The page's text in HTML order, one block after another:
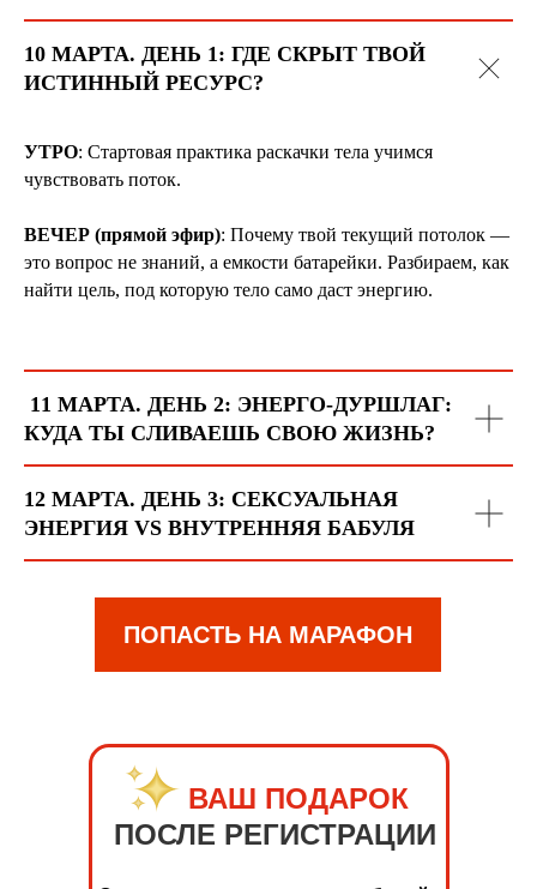
10 МАРТА. ДЕНЬ 1: ГДЕ СКРЫТ ТВОЙ
ИСТИННЫЙ РЕСУРС?
УТРО: Стартовая практика раскачки тела учимся
чувствовать поток.
ВЕЧЕР (прямой эфир): Почему твой текущий потолок —
это вопрос не знаний, а емкости батарейки. Разбираем, как
найти цель, под которую тело само даст энергию.
11 МАРТА. ДЕНЬ 2: ЭНЕРГО-ДУРШЛАГ:
КУДА ТЫ СЛИВАЕШЬ СВОЮ ЖИЗНЬ?
12 МАРТА. ДЕНЬ 3: СЕКСУАЛЬНАЯ
ЭНЕРГИЯ VS ВНУТРЕННЯЯ БАБУЛЯ
ПОПАСТЬ НА МАРАФОН
___ ВАШ ПОДАРОК
ПОСЛЕ РЕГИСТРАЦИИ